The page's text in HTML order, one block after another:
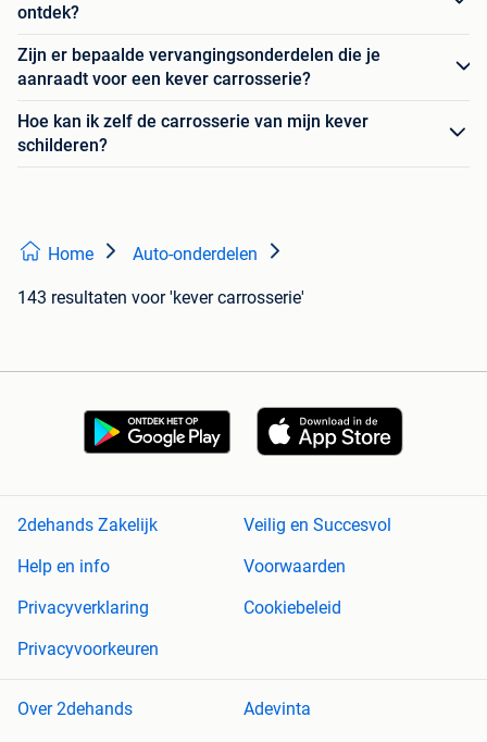
ontdek?
Zijn er bepaalde vervangingsonderdelen die je
aanraadt voor een kever carrosserie?
Hoe kan ik zelf de carrosserie van mijn kever
schilderen?
Home Auto-onderdelen
143 resultaten voor 'kever carrosserie'
2dehands Zakelijk
Veilig en Succesvol
Help en info
Voorwaarden
Privacyverklaring
Cookiebeleid
Privacyvoorkeuren
Over 2dehands
Adevinta